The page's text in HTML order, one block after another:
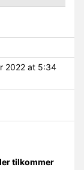
2022 at 5:34
tilkommer